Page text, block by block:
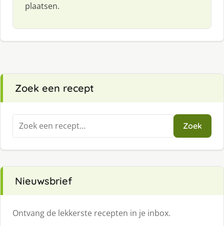
plaatsen.
Zoek een recept
Zoeken
naar:
Zoek
Nieuwsbrief
Ontvang de lekkerste recepten in je inbox.